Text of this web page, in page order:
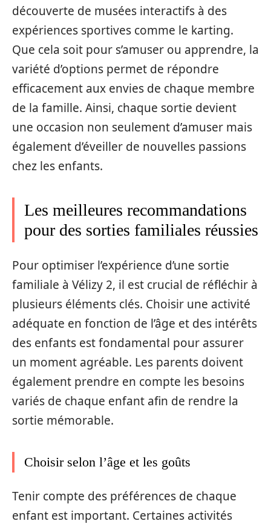
découverte de musées interactifs à des
expériences sportives comme le karting.
Que cela soit pour s’amuser ou apprendre, la
variété d’options permet de répondre
efficacement aux envies de chaque membre
de la famille. Ainsi, chaque sortie devient
une occasion non seulement d’amuser mais
également d’éveiller de nouvelles passions
chez les enfants.
Les meilleures recommandations
pour des sorties familiales réussies
Pour optimiser l’expérience d’une sortie
familiale à Vélizy 2, il est crucial de réfléchir à
plusieurs éléments clés. Choisir une activité
adéquate en fonction de l’âge et des intérêts
des enfants est fondamental pour assurer
un moment agréable. Les parents doivent
également prendre en compte les besoins
variés de chaque enfant afin de rendre la
sortie mémorable.
Choisir selon l’âge et les goûts
Tenir compte des préférences de chaque
enfant est important. Certaines activités